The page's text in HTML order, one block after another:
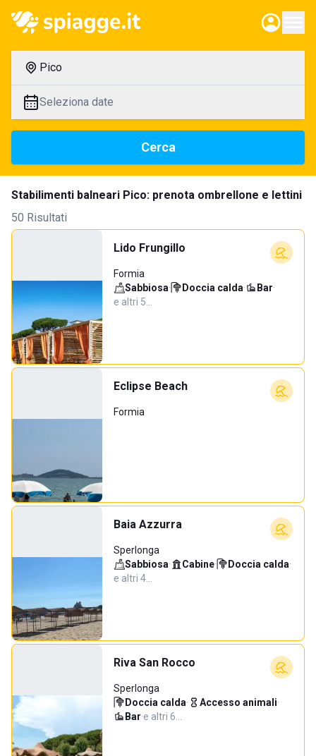
Pico
Seleziona date
Cerca
Stabilimenti balneari Pico: prenota ombrellone e lettini
50 Risultati
Lido Frungillo
Formia
Sabbiosa· Doccia calda· Bar·
e altri 5…
Eclipse Beach
Formia
Baia Azzurra
Sperlonga
Sabbiosa· Cabine· Doccia calda·
e altri 4…
Riva San Rocco
Sperlonga
Doccia calda· Accesso animali·
Bar·e altri 6…